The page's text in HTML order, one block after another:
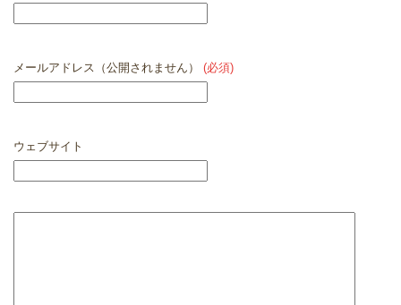
メールアドレス（公開されません） (必須)
ウェブサイト